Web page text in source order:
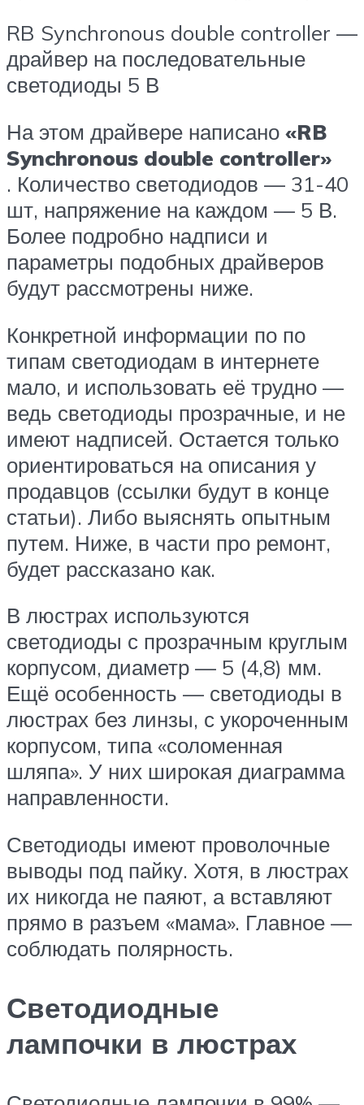
RB Synchronous double controller —
драйвер на последовательные
светодиоды 5 В
На этом драйвере написано «RB
Synchronous double controller»
. Количество светодиодов — 31-40
шт, напряжение на каждом — 5 В.
Более подробно надписи и
параметры подобных драйверов
будут рассмотрены ниже.
Конкретной информации по по
типам светодиодам в интернете
мало, и использовать её трудно —
ведь светодиоды прозрачные, и не
имеют надписей. Остается только
ориентироваться на описания у
продавцов (ссылки будут в конце
статьи). Либо выяснять опытным
путем. Ниже, в части про ремонт,
будет рассказано как.
В люстрах используются
светодиоды с прозрачным круглым
корпусом, диаметр — 5 (4,8) мм.
Ещё особенность — светодиоды в
люстрах без линзы, с укороченным
корпусом, типа «соломенная
шляпа». У них широкая диаграмма
направленности.
Светодиоды имеют проволочные
выводы под пайку. Хотя, в люстрах
их никогда не паяют, а вставляют
прямо в разъем «мама». Главное —
соблюдать полярность.
Светодиодные
лампочки в люстрах